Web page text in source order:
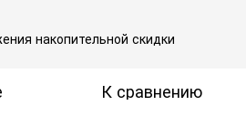
накопительной скидки
К сравнению